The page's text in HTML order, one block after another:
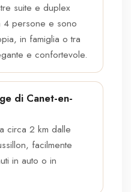
suite e duplex
4 persone e sono
in famiglia o tra
e confortevole.
di Canet-en-
circa 2 km dalle
facilmente
in auto o in